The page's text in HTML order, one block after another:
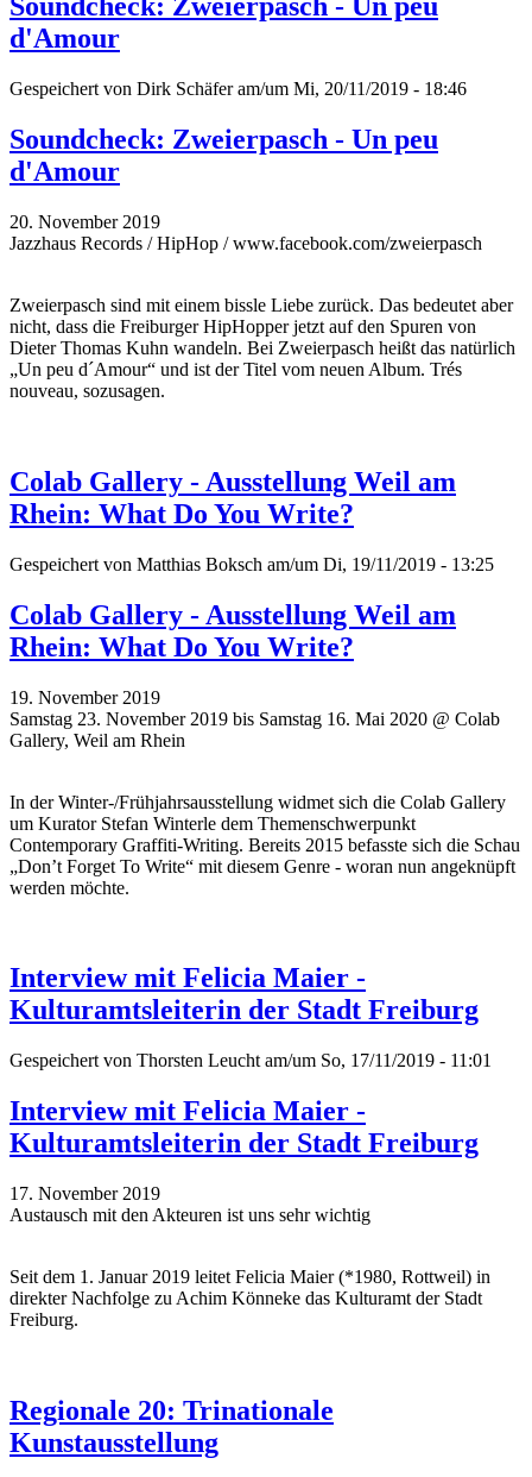
Soundcheck: Zweierpasch - Un peu
d'Amour
Gespeichert von Dirk Schäferam/um Mi, 20/11/2019 - 18:46
Soundcheck: Zweierpasch - Un peu
d'Amour
20. November 2019
Jazzhaus Records / HipHop / www.facebook.com/zweierpasch
Zweierpasch sind mit einem bissle Liebe zurück. Das bedeutet aber
nicht, dass die Freiburger HipHopper jetzt auf den Spuren von
Dieter Thomas Kuhn wandeln. Bei Zweierpasch heißt das natürlich
„Un peu d´Amour“ und ist der Titel vom neuen Album. Trés
nouveau, sozusagen.
Colab Gallery - Ausstellung Weil am
Rhein: What Do You Write?
Gespeichert von Matthias Boksch am/um Di, 19/11/2019 - 13:25
Colab Gallery - Ausstellung Weil am
Rhein: What Do You Write?
19. November 2019
Samstag 23. November 2019 bis Samstag 16. Mai 2020 @ Colab
Gallery, Weil am Rhein
In der Winter-/Frühjahrsausstellung widmet sich die Colab Gallery
um Kurator Stefan Winterle dem Themenschwerpunkt
Contemporary Graffiti-Writing. Bereits 2015 befasste sich die Schau
„Don’t Forget To Write“ mit diesem Genre - woran nun angeknüpft
werden möchte.
Interview mit Felicia Maier -
Kulturamtsleiterin der Stadt Freiburg
Gespeichert von Thorsten Leucht am/um So, 17/11/2019 - 11:01
Interview mit Felicia Maier -
Kulturamtsleiterin der Stadt Freiburg
17. November 2019
Austausch mit den Akteuren ist uns sehr wichtig
Seit dem 1. Januar 2019 leitet Felicia Maier (*1980, Rottweil) in
direkter Nachfolge zu Achim Könneke das Kulturamt der Stadt
Freiburg.
Regionale 20: Trinationale
Kunstausstellung